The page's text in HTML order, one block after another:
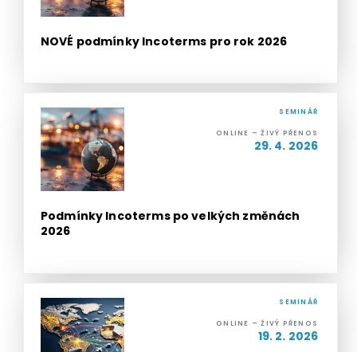
NOVÉ podmínky Incoterms pro rok 2026
SEMINÁŘ
ONLINE – ŽIVÝ PŘENOS
29. 4. 2026
Podmínky Incoterms po velkých změnách
2026
SEMINÁŘ
ONLINE – ŽIVÝ PŘENOS
19. 2. 2026